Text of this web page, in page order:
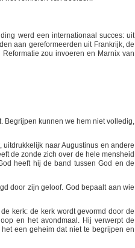
werd een internationaal succes: uit
aan gereformeerden uit Frankrijk, de
zou invoeren en Marnix van
Begrijpen kunnen we hem niet volledig,
naar Augustinus en andere
de zonde zich over de hele mensheid
heeft hij de band tussen God en de
door zijn geloof. God bepaalt aan wie
kerk: de kerk wordt gevormd door de
en het avondmaal. Hij verwerpt de
een geheim dat niet te begrijpen en